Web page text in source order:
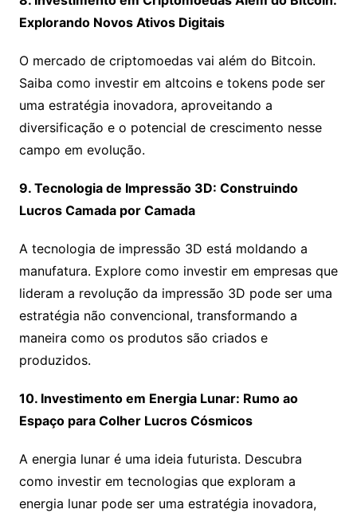
Explorando Novos Ativos Digitais
O mercado de criptomoedas vai além do Bitcoin.
Saiba como investir em altcoins e tokens pode ser
uma estratégia inovadora, aproveitando a
diversificação e o potencial de crescimento nesse
campo em evolução.
9. Tecnologia de Impressão 3D: Construindo
Lucros Camada por Camada
A tecnologia de impressão 3D está moldando a
manufatura. Explore como investir em empresas que
lideram a revolução da impressão 3D pode ser uma
estratégia não convencional, transformando a
maneira como os produtos são criados e
produzidos.
10. Investimento em Energia Lunar: Rumo ao
Espaço para Colher Lucros Cósmicos
A energia lunar é uma ideia futurista. Descubra
como investir em tecnologias que exploram a
energia lunar pode ser uma estratégia inovadora,